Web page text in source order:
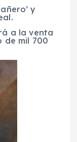
y
a la venta
de mil 700